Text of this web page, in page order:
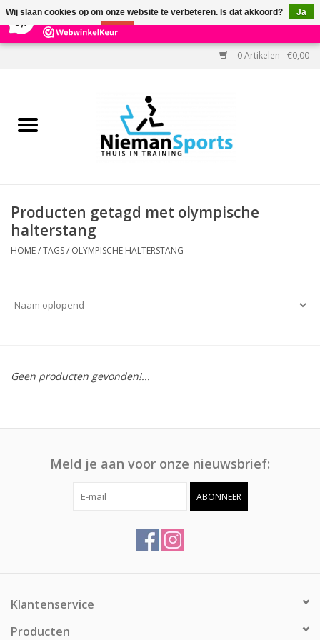
303 Reviews ×
0 Artikelen - €0,00
Home
Kracht
Kantoor & Medisch
Contact
Producten getagd met olympische
halterstang
HOME/TAGS/ OLYMPISCHE HALTERSTANG
Geen producten gevonden!...
Meld je aan voor onze nieuwsbrief:
ABONNEER
Klantenservice
Producten
Wij slaan cookies op om onze website te verbeteren. Is dat akkoord?
Ja
Nee